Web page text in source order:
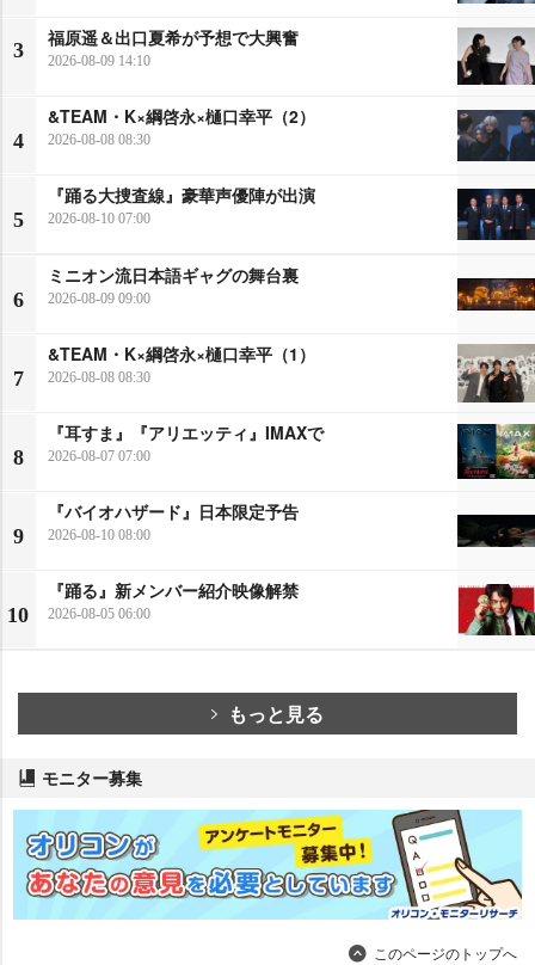
3
福原遥＆出口夏希が予想で大興奮
2026-08-09 14:10
4
&TEAM・K×綱啓永×樋口幸平（2）
2026-08-08 08:30
5
『踊る大捜査線』豪華声優陣が出演
2026-08-10 07:00
6
ミニオン流日本語ギャグの舞台裏
2026-08-09 09:00
7
&TEAM・K×綱啓永×樋口幸平（1）
2026-08-08 08:30
8
『耳すま』『アリエッティ』IMAXで
2026-08-07 07:00
9
『バイオハザード』日本限定予告
2026-08-10 08:00
10
『踊る』新メンバー紹介映像解禁
2026-08-05 06:00
もっと見る
モニター募集
このページのトップへ